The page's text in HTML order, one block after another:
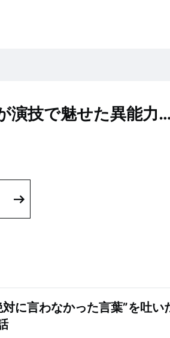
演技で魅せた異能力
に言わなかった言葉”を吐い